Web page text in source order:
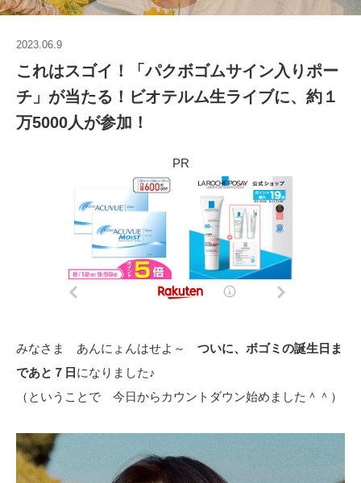
2023.06.9
これはスゴイ！「パクボゴムサイン入りポー
チ」が当たる！ビオテルム生ライブに、約１
万5000人が参加！
PR
みなさま あんにょんはせよ～ ついに、ボゴミの誕生日ま
であと７日 になりました♪
（ということで 今日からカウントダウン始めました＾＾）